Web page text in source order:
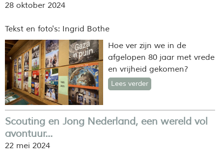
28 oktober 2024
Tekst en foto's: Ingrid Bothe
Hoe ver zijn we in de
afgelopen 80 jaar met vrede
en vrijheid gekomen?
Lees verder
Scouting en Jong Nederland, een wereld vol
avontuur...
22 mei 2024